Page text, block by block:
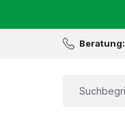
Beratung: